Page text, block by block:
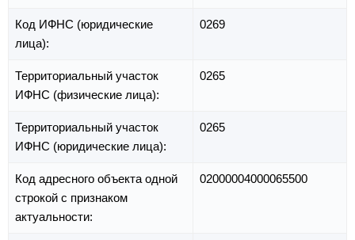
Код ИФНС (юридические
лица):
0269
Территориальный участок
ИФНС (физические лица):
0265
Территориальный участок
ИФНС (юридические лица):
0265
Код адресного объекта одной
строкой с признаком
актуальности:
02000004000065500